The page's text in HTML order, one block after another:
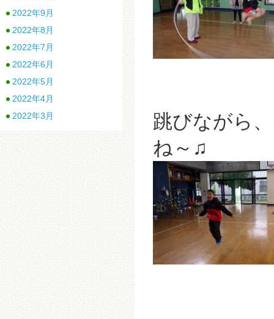
跳びながら
ね～♫
2022年9月
2022年8月
2022年7月
2022年6月
2022年5月
2022年4月
2022年3月